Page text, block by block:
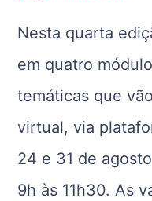
Nesta quarta
em quatro
temáticas que
virtual, via
24 e 31 de
9h às 11h30. As